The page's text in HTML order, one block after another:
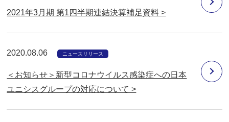
2021年3月期 第1四半期連結決算補足資料 >
2020.08.06 ニュースリリース
＜お知らせ＞新型コロナウイルス感染症への日本
ユニシスグループの対応について >